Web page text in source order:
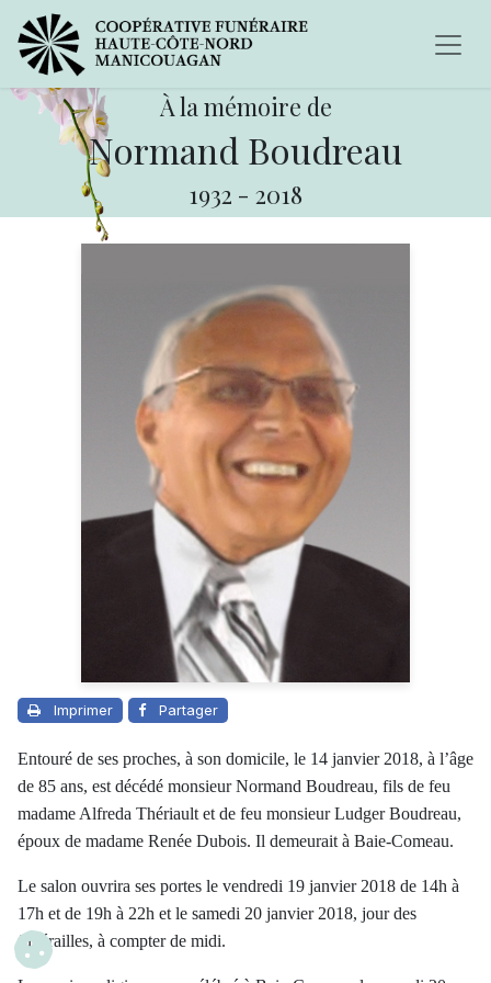
À la mémoire de
Normand Boudreau
1932 - 2018
Imprimer Partager
Entouré de ses proches, à son domicile, le 14 janvier 2018, à l’âge
de 85 ans, est décédé monsieur Normand Boudreau, fils de feu
madame Alfreda Thériault et de feu monsieur Ludger Boudreau,
époux de madame Renée Dubois. Il demeurait à Baie-Comeau.
Le salon ouvrira ses portes le vendredi 19 janvier 2018 de 14h à
17h et de 19h à 22h et le samedi 20 janvier 2018, jour des
funérailles, à compter de midi.